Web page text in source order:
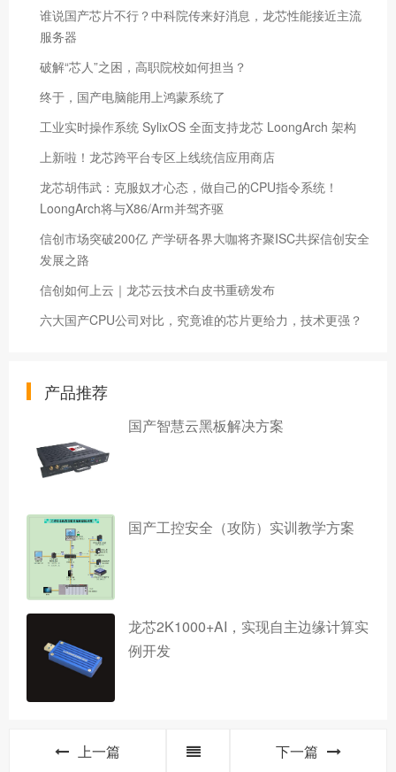
谁说国产芯片不行？中科院传来好消息，龙芯性能接近主流
服务器
破解“芯人”之困，高职院校如何担当？
终于，国产电脑能用上鸿蒙系统了
工业实时操作系统 SylixOS 全面支持龙芯 LoongArch 架构
上新啦！龙芯跨平台专区上线统信应用商店
龙芯胡伟武：克服奴才心态，做自己的CPU指令系统！
LoongArch将与X86/Arm并驾齐驱
信创市场突破200亿 产学研各界大咖将齐聚ISC共探信创安全
发展之路
信创如何上云｜龙芯云技术白皮书重磅发布
六大国产CPU公司对比，究竟谁的芯片更给力，技术更强？
产品推荐
国产智慧云黑板解决方案
国产工控安全（攻防）实训教学方案
龙芯2K1000+AI，实现自主边缘计算实
例开发
上一篇 下一篇